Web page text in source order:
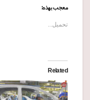
معجب بهذه:
تحميل...
Related